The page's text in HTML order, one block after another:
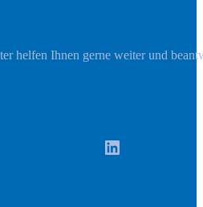
helfen Ihnen gerne weiter und
LinkedIn